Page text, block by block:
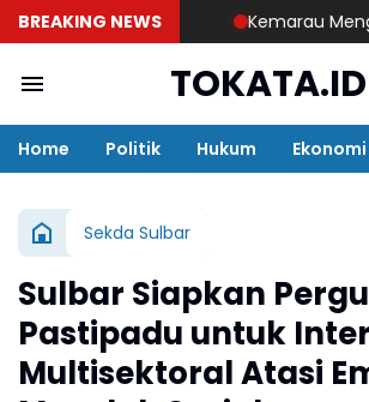
BREAKING NEWS Kemarau
TOKATA.ID
Home Politik Hukum Ekonomi
Sekda Sulbar
Sulbar Siapkan
Pastipadu untuk
Multisektoral Atasi